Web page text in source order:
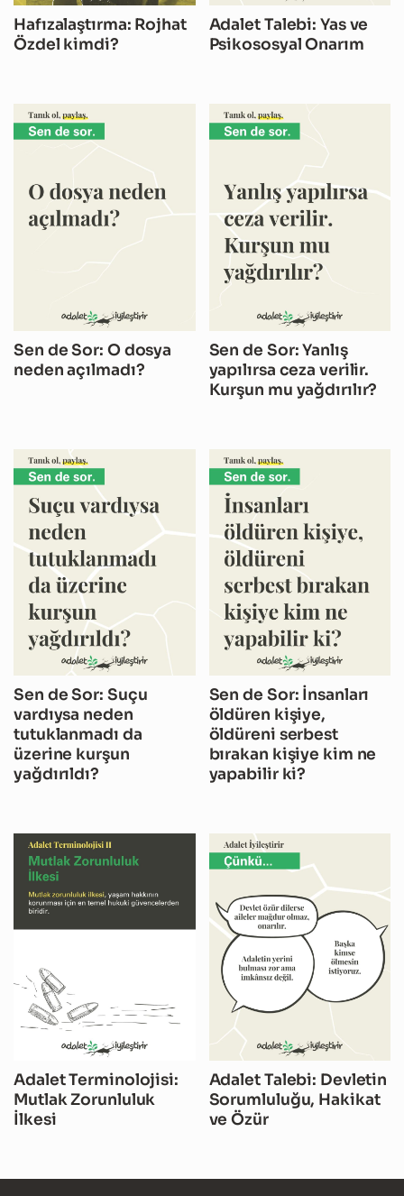
Hafızalaştırma: Rojhat
Özdel kimdi?
Adalet Talebi: Yas ve
Psikososyal Onarım
Sen de Sor: O dosya
neden açılmadı?
Sen de Sor: Yanlış
yapılırsa ceza verilir.
Kurşun mu yağdırılır?
Sen de Sor: Suçu
vardıysa neden
tutuklanmadı da
üzerine kurşun
yağdırıldı?
Sen de Sor: İnsanları
öldüren kişiye,
öldüreni serbest
bırakan kişiye kim ne
yapabilir ki?
Adalet Terminolojisi:
Mutlak Zorunluluk
İlkesi
Adalet Talebi: Devletin
Sorumluluğu, Hakikat
ve Özür